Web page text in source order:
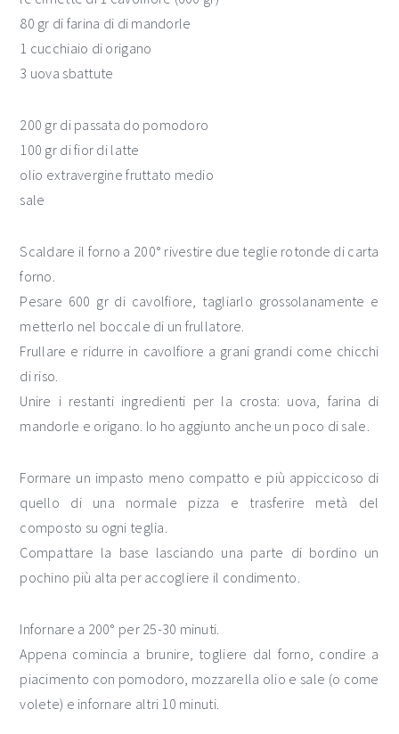
80 gr di farina di di mandorle
1 cucchiaio di origano
3 uova sbattute
200 gr di passata do pomodoro
100 gr di fior di latte
olio extravergine fruttato medio
sale
Scaldare il forno a 200° rivestire due teglie rotonde di carta
forno.
Pesare 600 gr di cavolfiore, tagliarlo grossolanamente e
metterlo nel boccale di un frullatore.
Frullare e ridurre in cavolfiore a grani grandi come chicchi
di riso.
Unire i restanti ingredienti per la crosta: uova, farina di
mandorle e origano. Io ho aggiunto anche un poco di sale.
Formare un impasto meno compatto e più appiccicoso di
quello di una normale pizza e trasferire metà del
composto su ogni teglia.
Compattare la base lasciando una parte di bordino un
pochino più alta per accogliere il condimento.
Infornare a 200° per 25-30 minuti.
Appena comincia a brunire, togliere dal forno, condire a
piacimento con pomodoro, mozzarella olio e sale (o come
volete) e infornare altri 10 minuti.